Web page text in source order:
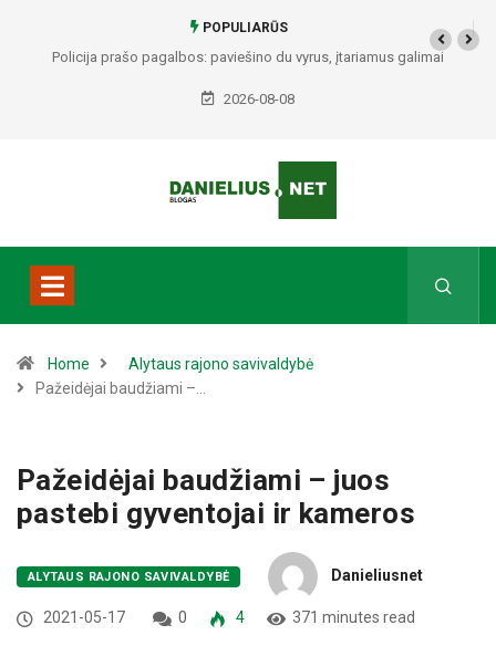
POPULIARŪS
Alytuje ARO šturmavo butą: sulaikytas vyras, kratos metu rasti ginklai,
Seirijuose – įtariami narkotikai BMW automobilyje
2026-08-08
Home
Alytaus rajono savivaldybė
Pažeidėjai baudžiami –…
Pažeidėjai baudžiami – juos
pastebi gyventojai ir kameros
ALYTAUS RAJONO SAVIVALDYBĖ Danieliusnet
2021-05-17 0 4 371 minutes read